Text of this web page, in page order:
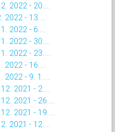
2022 - 20....
- 13....
2022 - 6....
2022 - 30....
2022 - 23....
- 16....
- 9. 1....
2021 - 2....
2021 - 26....
2021 - 19....
2021 - 12....